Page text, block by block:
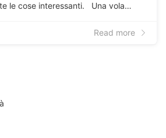
le cose interessanti. Una vola…
Read more